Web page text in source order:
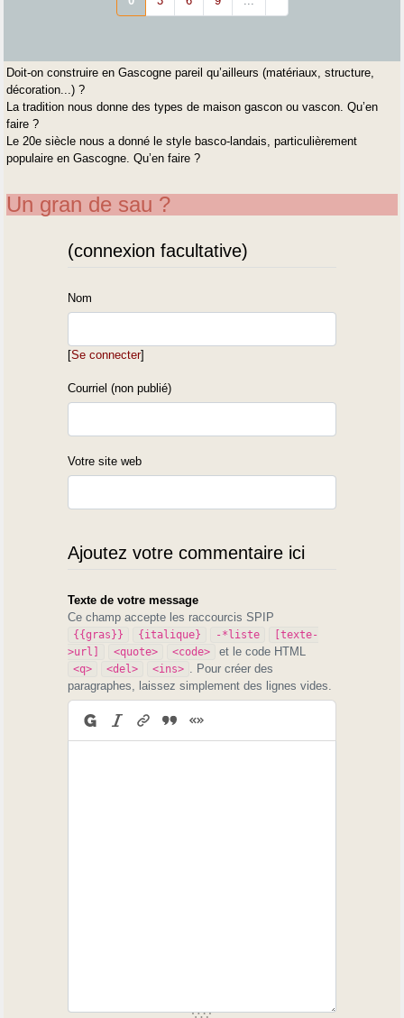
Doit-on construire en Gascogne pareil qu’ailleurs (matériaux, structure,
décoration...) ?
La tradition nous donne des types de maison gascon ou vascon. Qu’en
faire ?
Le 20e siècle nous a donné le style basco-landais, particulièrement
populaire en Gascogne. Qu’en faire ?
Un gran de sau ?
(connexion facultative)
Nom
[Se connecter]
Courriel (non publié)
Votre site web
Ajoutez votre commentaire ici
Texte de votre message
Ce champ accepte les raccourcis SPIP
{{gras}} {italique} -*liste
[texte-
>url]
<quote> <code> et le code HTML
<q> <del> <ins>
. Pour créer des
paragraphes, laissez simplement des lignes vides.